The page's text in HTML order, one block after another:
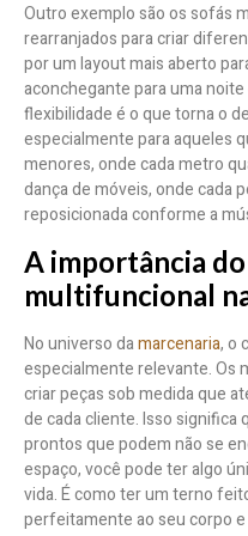
Outro exemplo são os sofás
rearranjados para criar
por um layout mais aberto
aconchegante para uma
flexibilidade é o que torna o
especialmente para aqueles
menores, onde cada metro
dança de móveis, onde cada
reposicionada conforme a
A importância
multifuncional
No universo damarcenaria, o
especialmente relevante. Os
criar peças sob medida que
de cada cliente. Isso significa
prontos que podem não se
espaço, você pode ter algo
vida. É como ter um terno
perfeitamente ao seu corpo